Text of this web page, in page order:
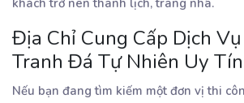
Địa Chỉ Cung Cấp Dịch
Tranh Đá Tự Nhiên Uy
Nếu bạn đang tìm kiếm một đơn vị thi